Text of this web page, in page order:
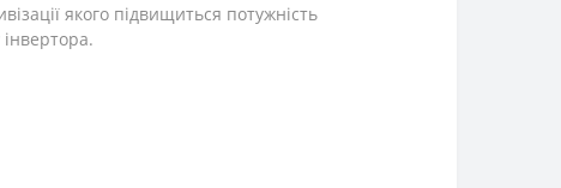
якого підвищиться потужність